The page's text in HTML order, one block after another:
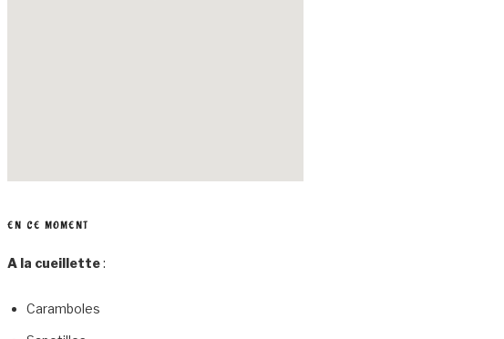
EN CE MOMENT
A la cueillette:
Caramboles